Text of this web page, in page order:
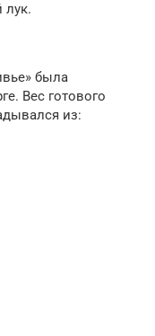
лук.
была
Вес готового
из: